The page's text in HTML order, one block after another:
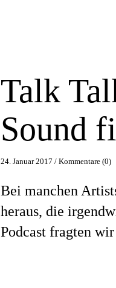
Talk
Sound
24. Januar 2017 /Kommentare (0)
Bei manchen
heraus, die
Podcast fragten